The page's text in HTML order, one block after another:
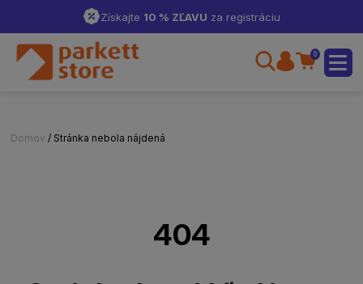
Získajte 10 % ZĽAVU za registráciu
0
Domov / Stránka nebola nájdená
404